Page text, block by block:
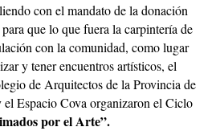
con el mandato de la donación
para que lo que fuera la carpintería de
con la comunidad, como lugar
y tener encuentros artísticos, el
de Arquitectos de la Provincia de
Espacio Cova organizaron el Ciclo
por el Arte”.